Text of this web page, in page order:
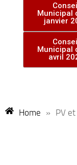
Municipal
janvier
Municipal
avril
Home » PV